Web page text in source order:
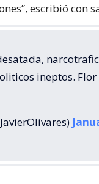
escribió con
ineptos. Flor